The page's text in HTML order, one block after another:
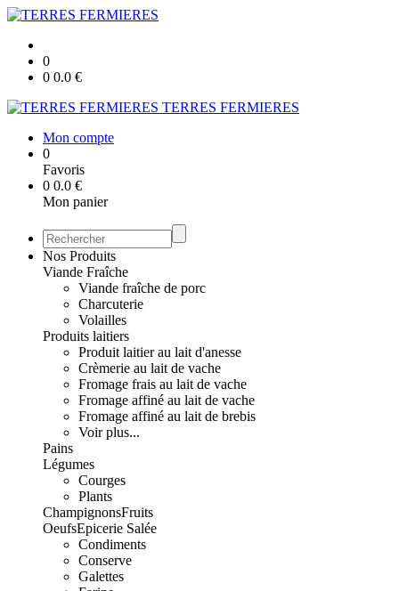
0
0 0.0 €
TERRES FERMIERES
Mon compte
0
Favoris
0 0.0 €
Mon panier
Nos Produits
Viande Fraîche
Viande fraîche de porc
Charcuterie
Volailles
Produits laitiers
Produit laitier au lait d'anesse
Crèmerie au lait de vache
Fromage frais au lait de vache
Fromage affiné au lait de vache
Fromage affiné au lait de brebis
Voir plus...
Pains
Légumes
Courges
Plants
ChampignonsFruits
OeufsEpicerie Salée
Condiments
Conserve
Galettes